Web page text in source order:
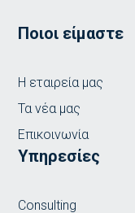
Ποιοι είμαστε
Η εταιρεία μας
Τα νέα μας
Επικοινωνία
Υπηρεσίες
Consulting